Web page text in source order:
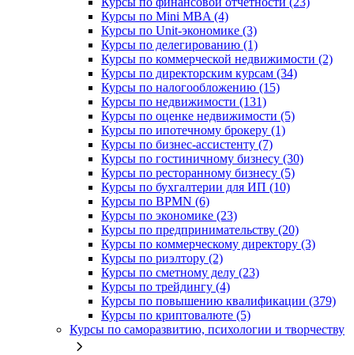
Курсы по Mini MBA (4)
Курсы по Unit-экономике (3)
Курсы по делегированию (1)
Курсы по коммерческой недвижимости (2)
Курсы по директорским курсам (34)
Курсы по налогообложению (15)
Курсы по недвижимости (131)
Курсы по оценке недвижимости (5)
Курсы по ипотечному брокеру (1)
Курсы по бизнес-ассистенту (7)
Курсы по гостиничному бизнесу (30)
Курсы по ресторанному бизнесу (5)
Курсы по бухгалтерии для ИП (10)
Курсы по BPMN (6)
Курсы по экономике (23)
Курсы по предпринимательству (20)
Курсы по коммерческому директору (3)
Курсы по риэлтору (2)
Курсы по сметному делу (23)
Курсы по трейдингу (4)
Курсы по повышению квалификации (379)
Курсы по криптовалюте (5)
Курсы по саморазвитию, психологии и творчеству